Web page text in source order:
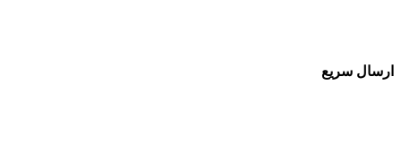
ارسال سریع